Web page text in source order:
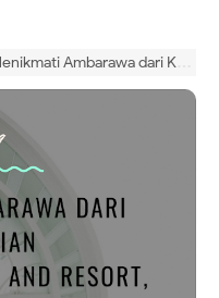
Ambarawa dari Ketinggian! Susan Spa Hotel and Resort, Bandungan - Semarang